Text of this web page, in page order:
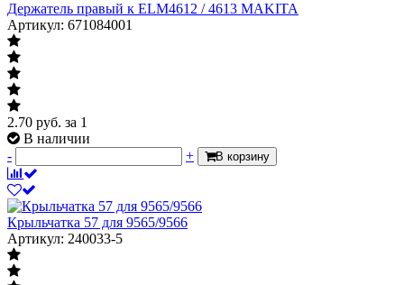
Держатель правый к ELM4612 / 4613 MAKITA
Артикул: 671084001
2.70 руб. за 1
В наличии
-
+ В корзину
Крыльчатка 57 для 9565/9566
Артикул: 240033-5